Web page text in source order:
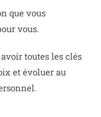
que vous
vous.
toutes les clés
et évoluer au